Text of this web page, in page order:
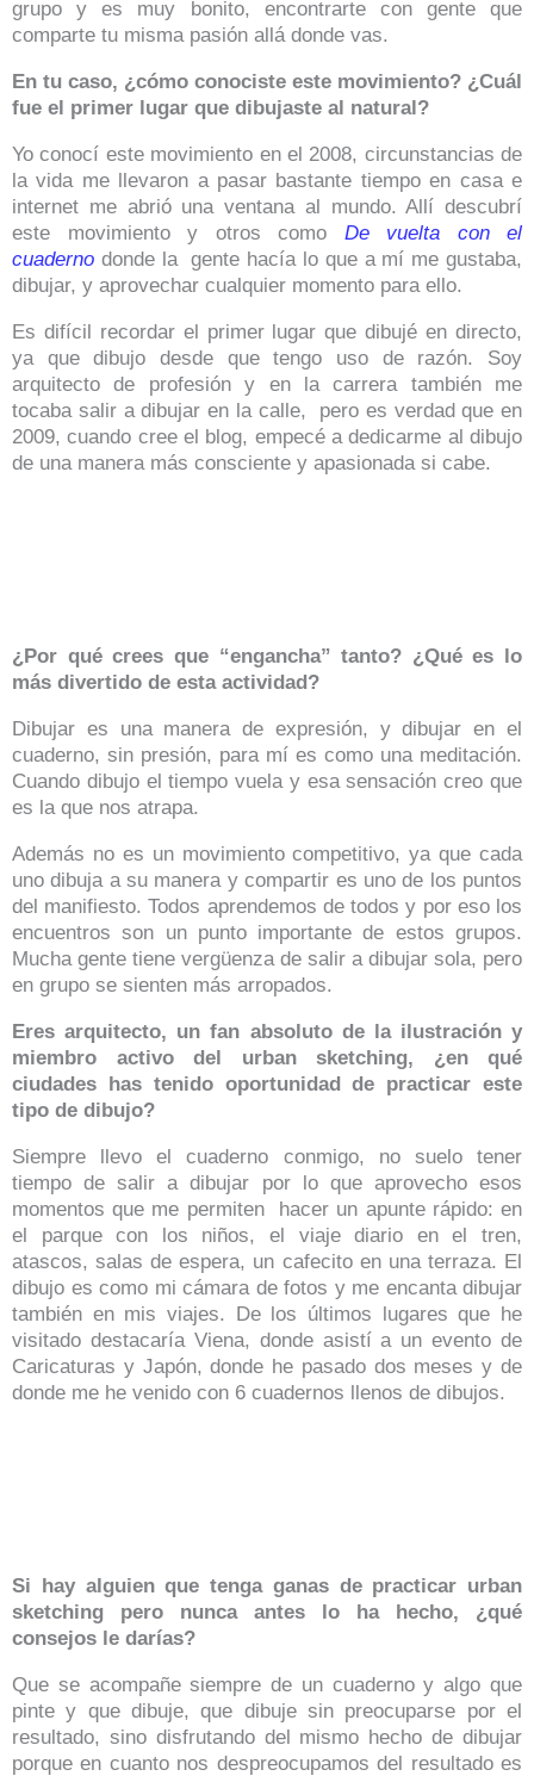
grupo y es muy bonito, encontrarte con gente que
comparte tu misma pasión allá donde vas.
En tu caso, ¿cómo conociste este movimiento? ¿Cuál
fue el primer lugar que dibujaste al natural?
Yo conocí este movimiento en el 2008, circunstancias de
la vida me llevaron a pasar bastante tiempo en casa e
internet me abrió una ventana al mundo. Allí descubrí
este movimiento y otros como De vuelta con el
cuaderno donde la gente hacía lo que a mí me gustaba,
dibujar, y aprovechar cualquier momento para ello.
Es difícil recordar el primer lugar que dibujé en directo,
ya que dibujo desde que tengo uso de razón. Soy
arquitecto de profesión y en la carrera también me
tocaba salir a dibujar en la calle, pero es verdad que en
2009, cuando cree el blog, empecé a dedicarme al dibujo
de una manera más consciente y apasionada si cabe.
¿Por qué crees que “engancha” tanto? ¿Qué es lo
más divertido de esta actividad?
Dibujar es una manera de expresión, y dibujar en el
cuaderno, sin presión, para mí es como una meditación.
Cuando dibujo el tiempo vuela y esa sensación creo que
es la que nos atrapa.
Además no es un movimiento competitivo, ya que cada
uno dibuja a su manera y compartir es uno de los puntos
del manifiesto. Todos aprendemos de todos y por eso los
encuentros son un punto importante de estos grupos.
Mucha gente tiene vergüenza de salir a dibujar sola, pero
en grupo se sienten más arropados.
Eres arquitecto, un fan absoluto de la ilustración y
miembro activo del urban sketching, ¿en qué
ciudades has tenido oportunidad de practicar este
tipo de dibujo?
Siempre llevo el cuaderno conmigo, no suelo tener
tiempo de salir a dibujar por lo que aprovecho esos
momentos que me permiten hacer un apunte rápido: en
el parque con los niños, el viaje diario en el tren,
atascos, salas de espera, un cafecito en una terraza. El
dibujo es como mi cámara de fotos y me encanta dibujar
también en mis viajes. De los últimos lugares que he
visitado destacaría Viena, donde asistí a un evento de
Caricaturas y Japón, donde he pasado dos meses y de
donde me he venido con 6 cuadernos llenos de dibujos.
Si hay alguien que tenga ganas de practicar urban
sketching pero nunca antes lo ha hecho, ¿qué
consejos le darías?
Que se acompañe siempre de un cuaderno y algo que
pinte y que dibuje, que dibuje sin preocuparse por el
resultado, sino disfrutando del mismo hecho de dibujar
porque en cuanto nos despreocupamos del resultado es